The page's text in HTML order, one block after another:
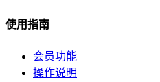
使用指南
会员功能
操作说明